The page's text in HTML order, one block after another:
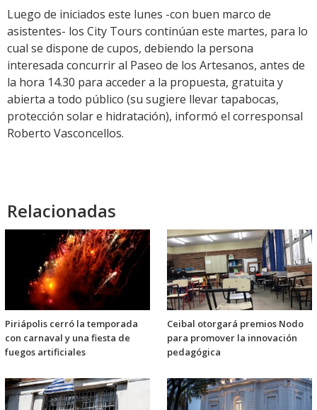
Luego de iniciados este lunes -con buen marco de
asistentes- los City Tours continúan este martes, para lo
cual se dispone de cupos, debiendo la persona
interesada concurrir al Paseo de los Artesanos, antes de
la hora 14.30 para acceder a la propuesta, gratuita y
abierta a todo público (su sugiere llevar tapabocas,
protección solar e hidratación), informó el corresponsal
Roberto Vasconcellos.
Relacionadas
Piriápolis cerró la temporada
con carnaval y una fiesta de
fuegos artificiales
Ceibal otorgará premios Nodo
para promover la innovación
pedagógica